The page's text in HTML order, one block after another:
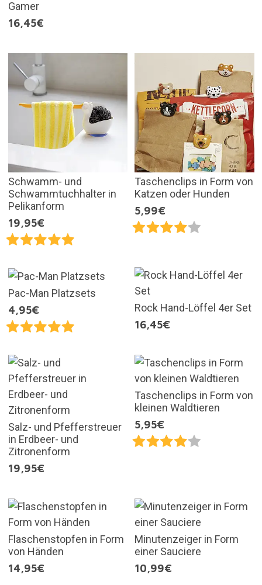
Gamer
16,45€
Schwamm- und
Schwammtuchhalter in
Pelikanform
19,95€
Taschenclips in Form von
Katzen oder Hunden
5,99€
Pac-Man Platzsets
4,95€
Rock Hand-Löffel 4er Set
16,45€
Salz- und Pfefferstreuer
in Erdbeer- und
Zitronenform
19,95€
Taschenclips in Form von
kleinen Waldtieren
5,95€
Flaschenstopfen in Form
von Händen
14,95€
Minutenzeiger in Form
einer Sauciere
10,99€